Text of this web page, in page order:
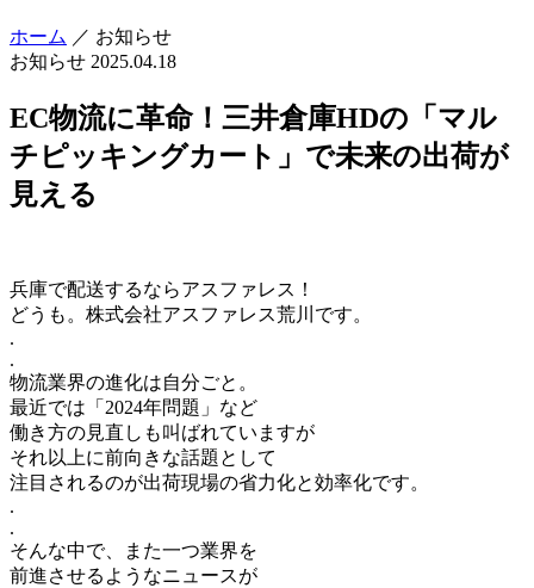
ホーム ／ お知らせ
お知らせ 2025.04.18
EC物流に革命！三井倉庫HDの「マル
チピッキングカート」で未来の出荷が
見える
兵庫で配送するならアスファレス！
どうも。株式会社アスファレス荒川です。
.
.
物流業界の進化は自分ごと。
最近では「2024年問題」など
働き方の見直しも叫ばれていますが
それ以上に前向きな話題として
注目されるのが出荷現場の省力化と効率化です。
.
.
そんな中で、また一つ業界を
前進させるようなニュースが